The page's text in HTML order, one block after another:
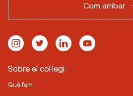
Com arribar
Sobre el col·legi
Què fem